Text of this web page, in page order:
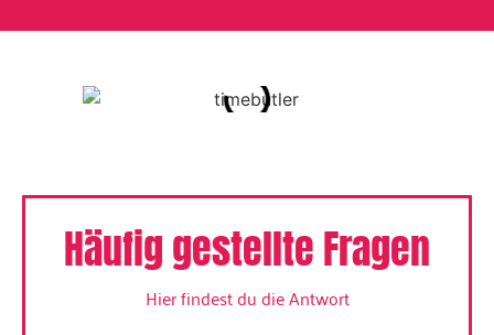
Häufig gestellte Fragen
Hier findest du die Antwort